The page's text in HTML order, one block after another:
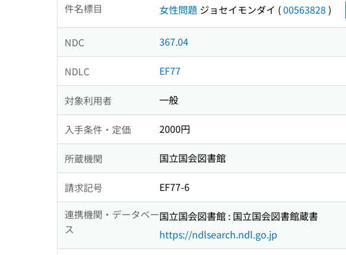
件名標目 女性問題 ジョセイモンダイ (00563828 )
NDC 367.04
NDLC EF77
対象利用者 一般
入手条件・定価 2000円
所蔵機関 国立国会図書館
請求記号
EF77-6
連携機関・データベー
ス
国立国会図書館 : 国立国会図書館蔵書
https://ndlsearch.ndl.go.jp